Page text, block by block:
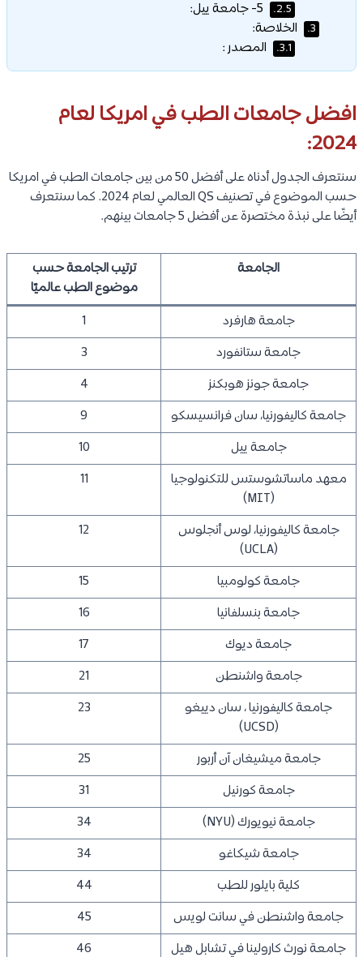
2.5.
3. الخلاصة:
3.1. المصدر :
افضل جامعات الطب في امريكا لعام
2024:
سنتعرف الجدول أدناه على أفضل 50 من بين جامعات الطب في امريكا
حسب الموضوع في تصنيف QS العالمي لعام 2024. كما سنتعرف
أيضًا على نبذة مختصرة عن أفضل 5 جامعات بينهم.
الجامعة
ترتيب الجامعة حسب
موضوع الطب عالميًا
جامعة هارفرد
1
جامعة ستانفورد
3
جامعة جونز هوبكنز
4
جامعة كاليفورنيا، سان فرانسيسكو
9
جامعة ييل
10
معهد ماساتشوستس للتكنولوجيا
(MIT)
11
جامعة كاليفورنيا، لوس أنجلوس
(UCLA)
12
جامعة كولومبيا
15
جامعة بنسلفانيا
16
جامعة ديوك
17
جامعة واشنطن
21
جامعة كاليفورنيا ، سان دييغو
(UCSD)
23
جامعة ميشيغان آن أربور
25
جامعة كورنيل
31
جامعة نيويورك (NYU)
34
جامعة شيكاغو
34
كلية بايلور للطب
44
جامعة واشنطن في سانت لويس
45
جامعة نورث كارولينا في تشابل هيل
46